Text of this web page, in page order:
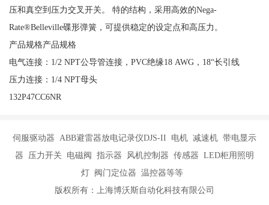
压和真空到压力交叉开关。 特的结构，采用高效的Nega-
Rate®Belleville碟形弹簧，可提供稳定的设定点和高压力。
产品规格产品规格
电气连接：1/2 NPT公导管连接，PVC绝缘18 AWG，18“长引线
压力连接：1/4 NPT母头
132P47CC6NR
伺服驱动器 ABB避雷器放电记录仪DJS-II 电机 减速机 带电显示
器 压力开关 电磁阀 指示器 风机控制器 传感器 LED柜用照明
灯 阀门定位器 温控器等等
版权所有：上海博沃斯自动化科技有限公司